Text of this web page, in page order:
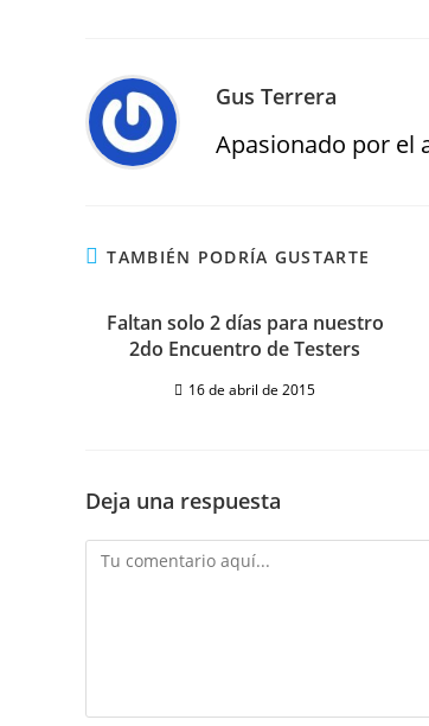
Gus Terrera
Apasionado por el
TAMBIÉN PODRÍA GUSTARTE
Faltan solo 2 días para nuestro
2do Encuentro de Testers
16 de abril de 2015
Deja una respuesta